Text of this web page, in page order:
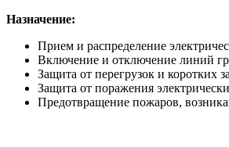
Назначение:
Прием и распределение
Включение и отключение линий
Защита от перегрузок и коротких
Защита от поражения
Предотвращение пожаров,